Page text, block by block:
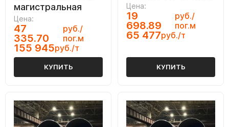
магистральная
Цена:
47
335.70
руб./
пог.м
155 945руб./т
КУПИТЬ
Цена:
19
698.89
руб./
пог.м
65 477руб./т
КУПИТЬ